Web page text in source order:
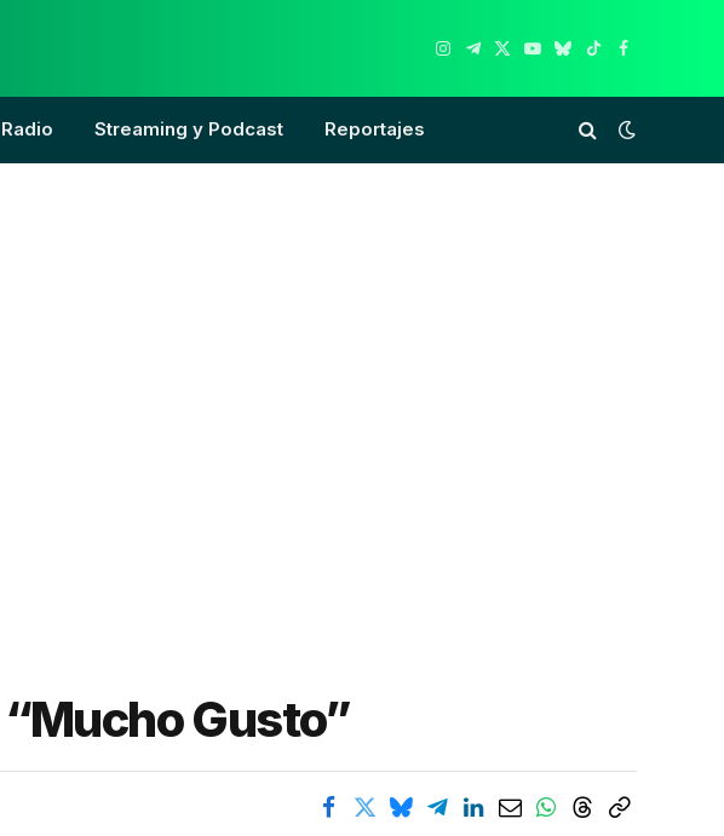
Instagram
Telegram
X
YouTube
Bluesky
TikTokFacebook
Radio Streaming y Podcast Reportajes
Gusto”